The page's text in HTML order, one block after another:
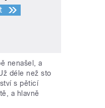
nenašel, a
déle než sto
s pěticí
a hlavně